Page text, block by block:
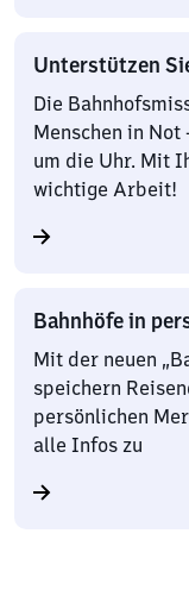
Unterstützen
Die
Menschen in
um die Uhr. Mit
wichtige Arbeit!
Bahnhöfe in
Mit der neuen
speichern
persönlichen
alle Infos zu